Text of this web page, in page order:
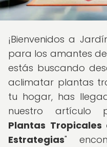
¡Bienvenidos a
para los amantes
estás buscando
aclimatar plantas
tu hogar, has
nuestro artículo
Plantas
Estrategias"